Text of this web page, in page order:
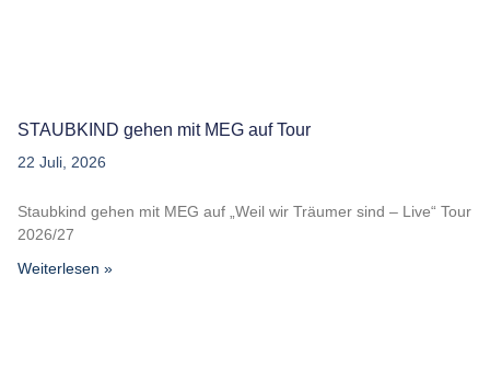
STAUBKIND gehen mit MEG auf Tour
22 Juli, 2026
Staubkind gehen mit MEG auf „Weil wir Träumer sind – Live“ Tour
2026/27
Weiterlesen »